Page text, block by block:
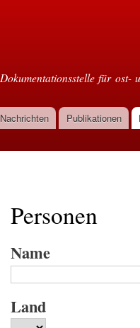
Dokumentationsstelle für ost-
Nachrichten Publikationen
Personen
Name
Land